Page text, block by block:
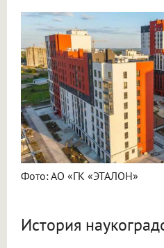
Фото: АО «ГК «ЭТАЛОН»
История